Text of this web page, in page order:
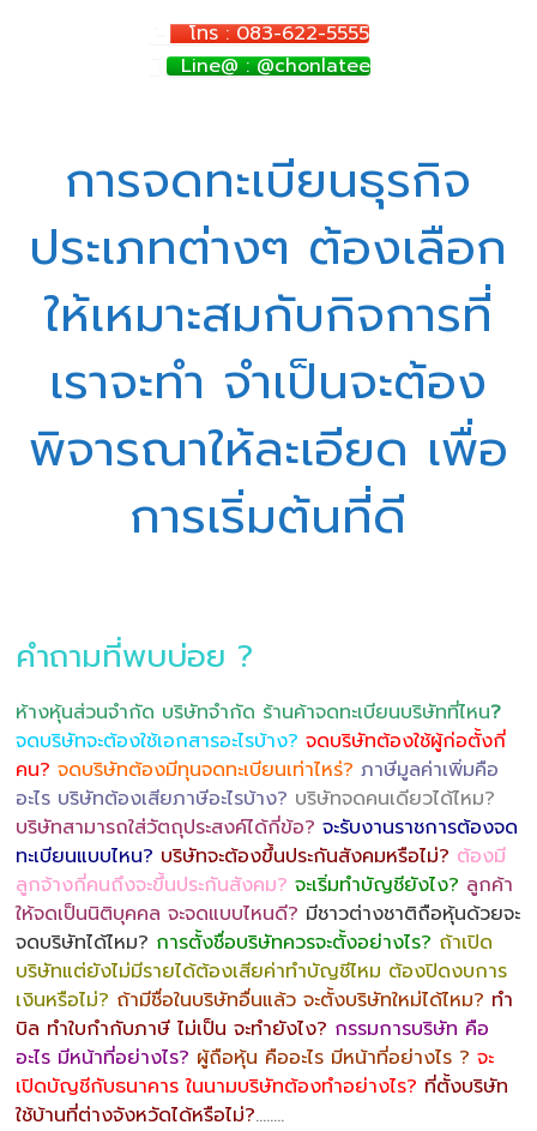
โทร : 083-622-5555
Line@ : @chonlatee
การจดทะเบียนธุรกิจ
ประเภทต่างๆ ต้องเลือก
ให้เหมาะสมกับกิจการที่
เราจะทำ จำเป็นจะต้อง
พิจารณาให้ละเอียด เพื่อ
การเริ่มต้นที่ดี
คำถามที่พบบ่อย ?
ห้างหุ้นส่วนจำกัด บริษัทจำกัด ร้านค้าจดทะเบียนบริษัทที่ไหน?
จดบริษัทจะต้องใช้เอกสารอะไรบ้าง? จดบริษัทต้องใช้ผู้ก่อตั้งกี่
คน? จดบริษัทต้องมีทุนจดทะเบียนเท่าไหร่? ภาษีมูลค่าเพิ่มคือ
อะไร บริษัทต้องเสียภาษีอะไรบ้าง? บริษัทจดคนเดียวได้ไหม?
บริษัทสามารถใส่วัตถุประสงค์ได้กี่ข้อ? จะรับงานราชการต้องจด
ทะเบียนแบบไหน? บริษัทจะต้องขึ้นประกันสังคมหรือไม่? ต้องมี
ลูกจ้างกี่คนถึงจะขึ้นประกันสังคม? จะเริ่มทำบัญชียังไง? ลูกค้า
ให้จดเป็นนิติบุคคล จะจดแบบไหนดี? มีชาวต่างชาติถือหุ้นด้วยจะ
จดบริษัทได้ไหม? การตั้งชื่อบริษัทควรจะตั้งอย่างไร? ถ้าเปิด
บริษัทแต่ยังไม่มีรายได้ต้องเสียค่าทำบัญชีไหม ต้องปิดงบการ
เงินหรือไม่? ถ้ามีชื่อในบริษัทอื่นแล้ว จะตั้งบริษัทใหม่ได้ไหม? ทำ
บิล ทำใบกำกับภาษี ไม่เป็น จะทำยังไง? กรรมการบริษัท คือ
อะไร มีหน้าที่อย่างไร? ผู้ถือหุ้น คืออะไร มีหน้าที่อย่างไร ? จะ
เปิดบัญชีกับธนาคาร ในนามบริษัทต้องทำอย่างไร? ที่ตั้งบริษัท
ใช้บ้านที่ต่างจังหวัดได้หรือไม่?……..